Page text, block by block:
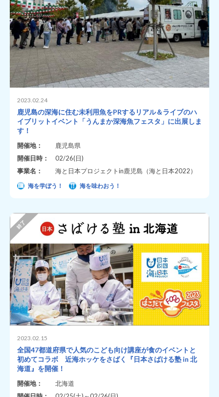
2023.02.24
鹿児島の深海に住む未利用魚をPRするリアル＆ライブのハ
イブリットイベント「うんまか深海魚フェスタ」に出展しま
す！
開催地：
鹿児島県
開催日時：
02/26(日)
事業名：
海と日本プロジェクトin鹿児島（海と日本2022）
海を学ぼう！ 海を味わおう！
2023.02.15
全国47都道府県で人気のこども向け講座が食のイベントと
初めてコラボ 近海ホッケをさばく『日本さばける塾 in 北
海道』を開催！
開催地：
北海道